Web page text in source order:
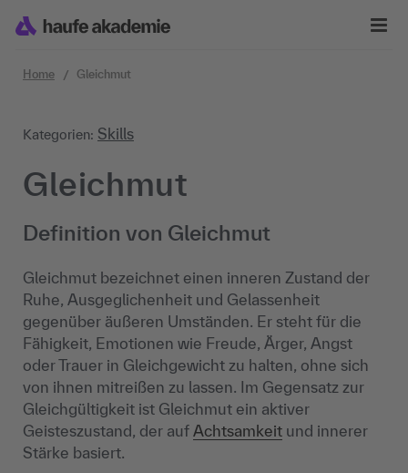
Home Gleichmut
Kategorien: Skills
Gleichmut
Definition von Gleichmut
Gleichmut bezeichnet einen inneren Zustand der
Ruhe, Ausgeglichenheit und Gelassenheit
gegenüber äußeren Umständen. Er steht für die
Fähigkeit, Emotionen wie Freude, Ärger, Angst
oder Trauer in Gleichgewicht zu halten, ohne sich
von ihnen mitreißen zu lassen. Im Gegensatz zur
Gleichgültigkeit ist Gleichmut ein aktiver
Geisteszustand, der auf Achtsamkeit und innerer
Stärke basiert.